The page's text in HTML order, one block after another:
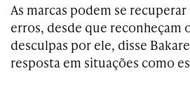
As marcas podem se
erros, desde que reconheçam
desculpas por ele, disse
resposta em situações como